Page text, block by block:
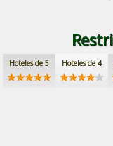
Hoteles de 5 Hoteles de 4